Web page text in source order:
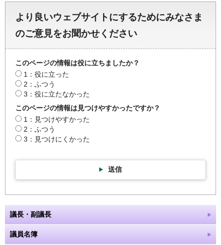
より良いウェブサイトにするためにみなさま
のご意見をお聞かせください
このページの情報は役に立ちましたか？
1：役に立った
2：ふつう
3：役に立たなかった
このページの情報は見つけやすかったですか？
1：見つけやすかった
2：ふつう
3：見つけにくかった
送信
議長・副議長
議員名簿